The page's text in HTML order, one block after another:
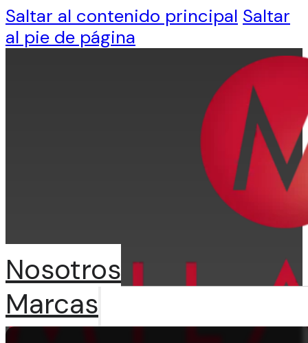
Saltar al contenido principal Saltar
al pie de página
Nosotros
Marcas